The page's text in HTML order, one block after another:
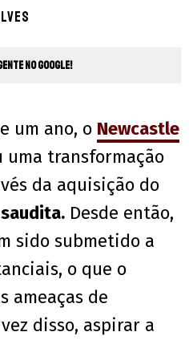
no Google!
um ano, o Newcastle
uma transformação
da aquisição do
Desde então,
sido submetido a
o que o
ameaças de
disso, aspirar a